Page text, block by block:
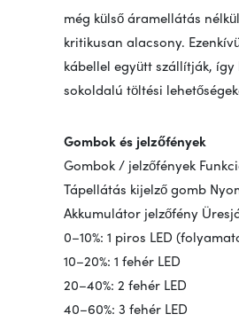
még külső áramellátás
kritikusan alacsony.
kábellel együtt szállítják,
sokoldalú töltési
Gombok és jelzőfények
Gombok / jelzőfények
Tápellátás kijelző gomb
Akkumulátor jelzőfény
0–10%: 1 piros LED
10–20%: 1 fehér LED
20–40%: 2 fehér LED
40–60%: 3 fehér LED